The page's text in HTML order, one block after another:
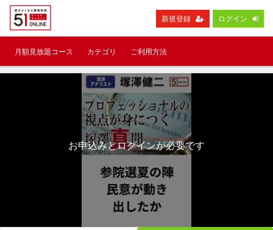
新規登録 ログイン
月額見放題コース カテゴリ ご利用方法
お申込みとログインが必要です